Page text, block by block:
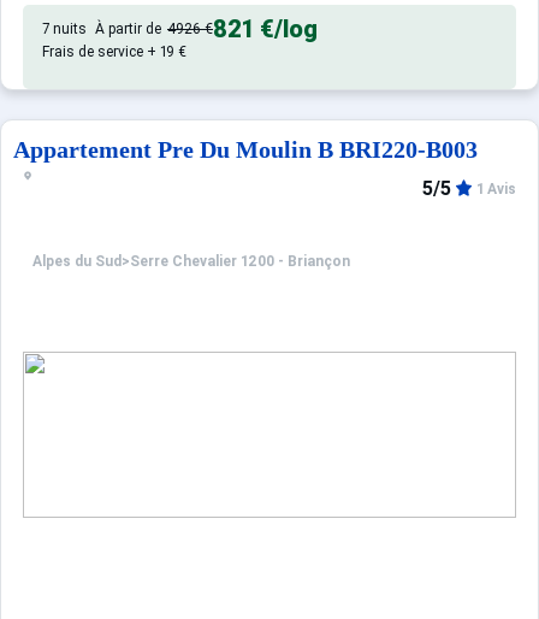
7 nuits À partir de 4926 €821 €/log
Frais de service + 19 €
Appartement Pre Du Moulin B BRI220-B003
Alpes du Sud >Serre Chevalier 1200 - Briançon
5/5 1 Avis